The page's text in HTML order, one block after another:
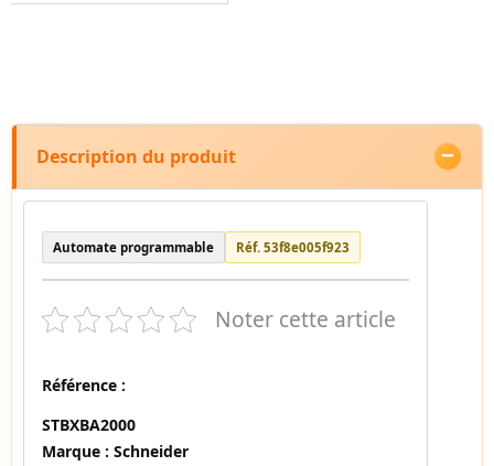
Description du produit
Automate programmable Réf. 53f8e005f923
Noter cette article
Référence :
STBXBA2000
Marque : Schneider